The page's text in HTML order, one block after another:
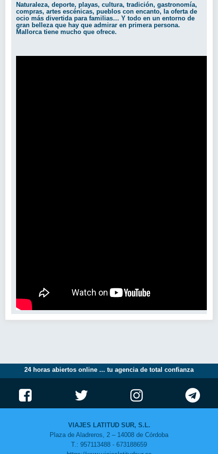
Naturaleza, deporte, playas, cultura, tradición, gastronomía,
compras, artes escénicas, pueblos con encanto, la oferta de
ocio más divertida para familias… Y todo en un entorno de
gran belleza que hay que admirar en primera persona.
Mallorca tiene mucho que ofrece.
24 horas abiertos online ... tu agencia de total confianza
VIAJES LATITUD SUR, S.L.
Plaza de Aladreros, 2 – 14008 de Córdoba
T.: 957113488 - 673188659